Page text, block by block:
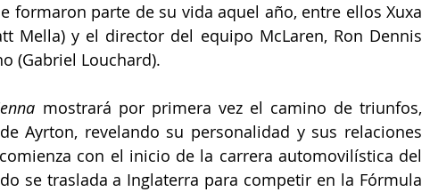
formaron parte de su vida aquel año, entre ellos Xuxa
Mella) y el director del equipo McLaren, Ron Dennis
(Gabriel Louchard).
mostrará por primera vez el camino de triunfos,
Ayrton, revelando su personalidad y sus relaciones
con el inicio de la carrera automovilística del
se traslada a Inglaterra para competir en la Fórmula